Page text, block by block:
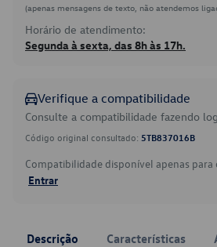
(apenas mensagens de texto, não atendemos
Horário de atendimento:
Segunda à sexta, das 8h às 17h.
Verifique a compatibilidade
Consulte a compatibilidade fazendo
Código original consultado: 5TB837016B
Compatibilidade disponível apenas
Entrar
Descrição Características